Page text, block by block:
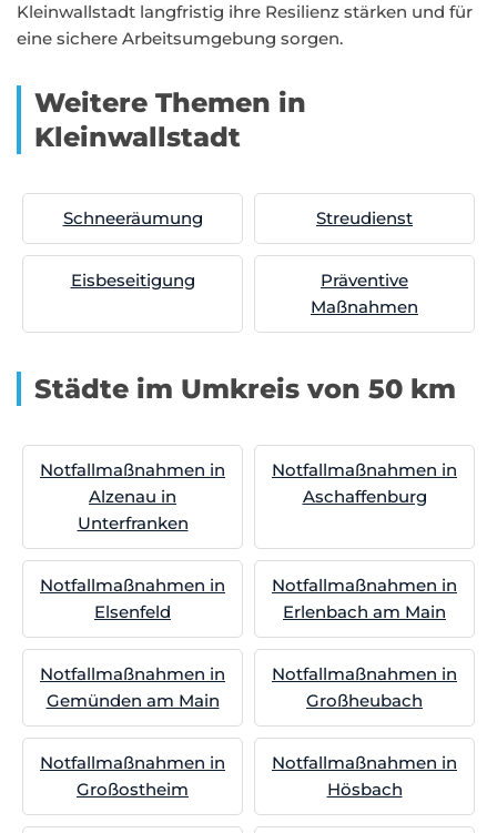
Kleinwallstadt langfristig ihre Resilienz stärken und für
eine sichere Arbeitsumgebung sorgen.
Weitere Themen in
Kleinwallstadt
Schneeräumung Streudienst
Eisbeseitigung
Präventive
Maßnahmen
Städte im Umkreis von 50 km
Notfallmaßnahmen in
Alzenau in
Unterfranken
Notfallmaßnahmen in
Aschaffenburg
Notfallmaßnahmen in
Elsenfeld
Notfallmaßnahmen in
Erlenbach am Main
Notfallmaßnahmen in
Gemünden am Main
Notfallmaßnahmen in
Großheubach
Notfallmaßnahmen in
Großostheim
Notfallmaßnahmen in
Hösbach